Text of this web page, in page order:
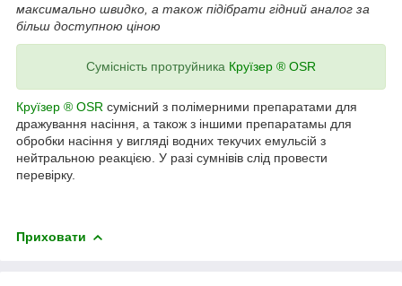
максимально швидко, а також підібрати гідний аналог за
більш доступною ціною
Сумісність протруйника Круїзер ® OSR
Круїзер ® OSR сумісний з полімерними препаратами для
дражування насіння, а також з іншими препаратамы для
обробки насіння у вигляді водних текучих емульсій з
нейтральною реакцією. У разі сумнівів слід провести
перевірку.
Приховати